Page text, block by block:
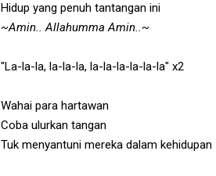
Hidup yang penuh tantangan ini
~Amin.. Allahumma Amin..~
"La-la-la, la-la-la, la-la-la-la-la-la" x2
Wahai para hartawan
Coba ulurkan tangan
Tuk menyantuni mereka dalam kehidupan